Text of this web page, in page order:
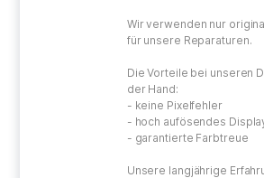
Wir verwenden nur
für unsere Reparaturen.
Die Vorteile bei unseren
der Hand:
- keine Pixelfehler
- hoch aufösendes
- garantierte Farbtreue
Unsere langjährige